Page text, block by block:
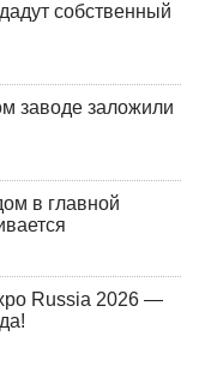
собственный
заводе заложили
в главной
Russia 2026 —